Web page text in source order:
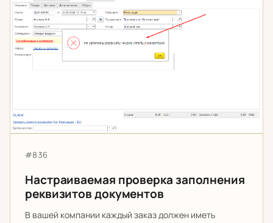
Артикул:
#836
Настраиваемая проверка заполнения
реквизитов документов
В вашей компании каждый заказ должен иметь